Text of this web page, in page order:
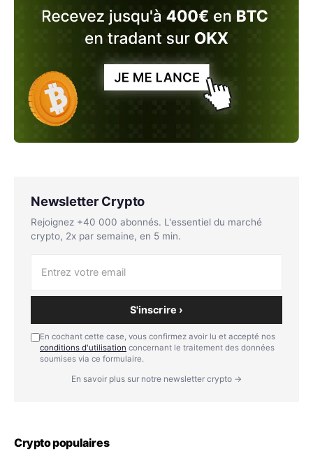
Newsletter Crypto
Rejoignez +40 000 abonnés. L'essentiel du marché
crypto, 2x par semaine, en 5 min.
S'inscrire ›
En cochant cette case, vous confirmez avoir lu et accepté nos
conditions d'utilisation concernant le traitement des données
soumises via ce formulaire.
En savoir plus sur notre newsletter crypto →
Crypto populaires